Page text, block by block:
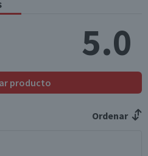
5.0
producto
Ordenar